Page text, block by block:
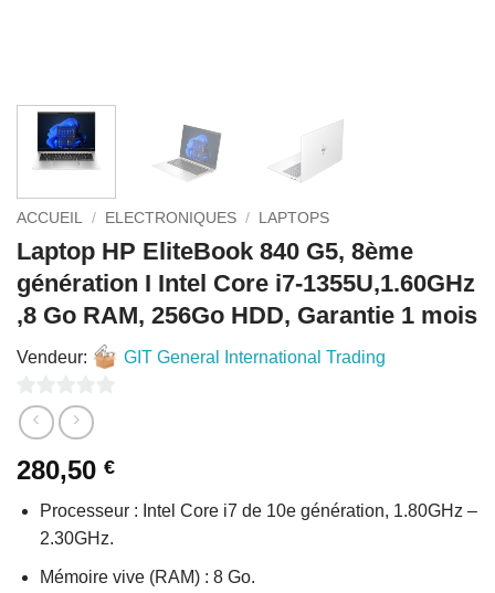
ACCUEIL / ELECTRONIQUES / LAPTOPS
Laptop HP EliteBook 840 G5, 8ème
génération I Intel Core i7-1355U,1.60GHz
,8 Go RAM, 256Go HDD, Garantie 1 mois
Vendeur: GIT General International Trading
0
sur
5
280,50 €
Processeur : Intel Core i7 de 10e génération, 1.80GHz –
2.30GHz.
Mémoire vive (RAM) : 8 Go.